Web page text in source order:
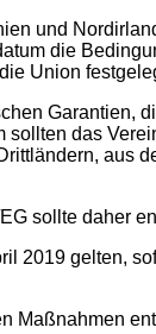
und
die
Union
Garantien,
sollten das
aus
sollte daher
2019 gelten,
Maßnahmen